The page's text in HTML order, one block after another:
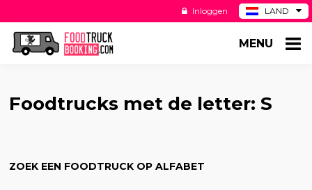
LAND
DE
Inloggen
MENU
Foodtrucks met de letter: S
ZOEK EEN FOODTRUCK OP ALFABET